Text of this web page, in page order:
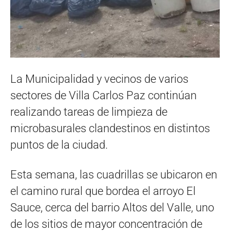
La Municipalidad y vecinos de varios
sectores de Villa Carlos Paz continúan
realizando tareas de limpieza de
microbasurales clandestinos en distintos
puntos de la ciudad.
Esta semana, las cuadrillas se ubicaron en
el camino rural que bordea el arroyo El
Sauce, cerca del barrio Altos del Valle, uno
de los sitios de mayor concentración de